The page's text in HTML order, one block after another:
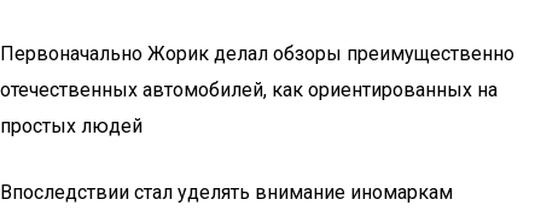
Первоначально Жорик делал обзоры преимущественно
отечественных автомобилей, как ориентированных на
простых людей
Впоследствии стал уделять внимание иномаркам